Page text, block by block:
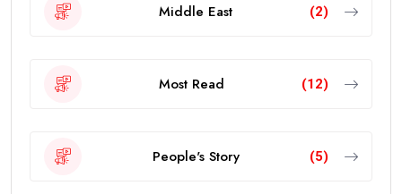
Middle East (2)
Most Read (12)
People's Story (5)